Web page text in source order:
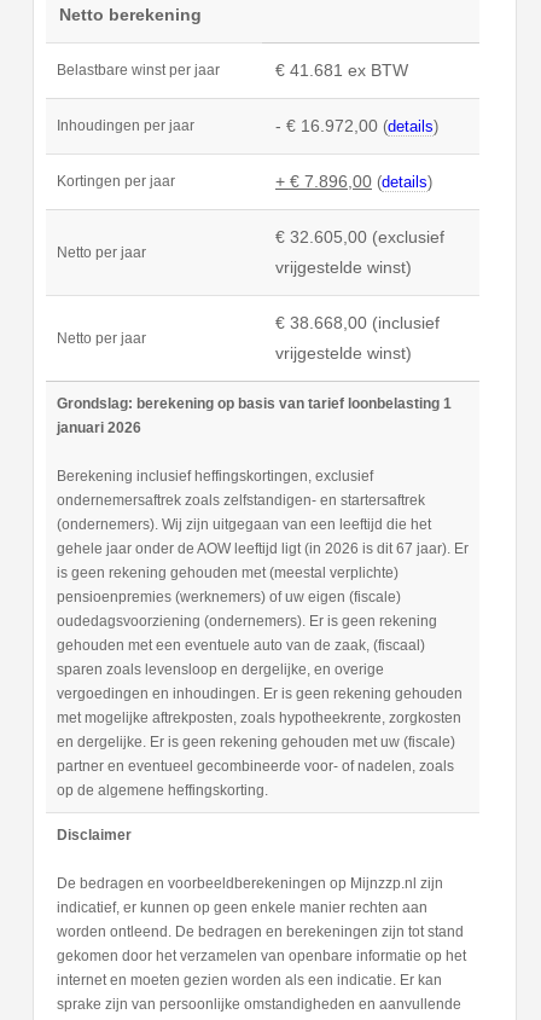
Netto berekening
Belastbare winst per jaar € 41.681 ex BTW
Inhoudingen per jaar - € 16.972,00 (details)
Kortingen per jaar + € 7.896,00 (details)
Netto per jaar
€ 32.605,00 (exclusief
vrijgestelde winst)
Netto per jaar
€ 38.668,00 (inclusief
vrijgestelde winst)
Grondslag: berekening op basis van tarief loonbelasting 1
januari 2026
Berekening inclusief heffingskortingen, exclusief
ondernemersaftrek zoals zelfstandigen- en startersaftrek
(ondernemers). Wij zijn uitgegaan van een leeftijd die het
gehele jaar onder de AOW leeftijd ligt (in 2026 is dit 67 jaar). Er
is geen rekening gehouden met (meestal verplichte)
pensioenpremies (werknemers) of uw eigen (fiscale)
oudedagsvoorziening (ondernemers). Er is geen rekening
gehouden met een eventuele auto van de zaak, (fiscaal)
sparen zoals levensloop en dergelijke, en overige
vergoedingen en inhoudingen. Er is geen rekening gehouden
met mogelijke aftrekposten, zoals hypotheekrente, zorgkosten
en dergelijke. Er is geen rekening gehouden met uw (fiscale)
partner en eventueel gecombineerde voor- of nadelen, zoals
op de algemene heffingskorting.
Disclaimer
De bedragen en voorbeeldberekeningen op Mijnzzp.nl zijn
indicatief, er kunnen op geen enkele manier rechten aan
worden ontleend. De bedragen en berekeningen zijn tot stand
gekomen door het verzamelen van openbare informatie op het
internet en moeten gezien worden als een indicatie. Er kan
sprake zijn van persoonlijke omstandigheden en aanvullende